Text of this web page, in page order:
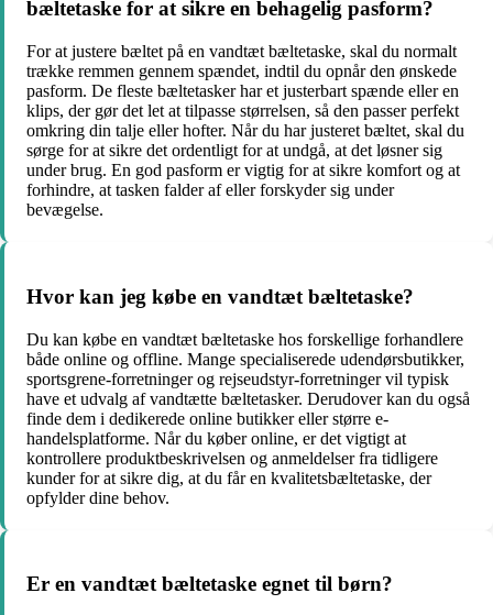
bæltetaske for at sikre en behagelig pasform?
For at justere bæltet på en vandtæt bæltetaske, skal du normalt
trække remmen gennem spændet, indtil du opnår den ønskede
pasform. De fleste bæltetasker har et justerbart spænde eller en
klips, der gør det let at tilpasse størrelsen, så den passer perfekt
omkring din talje eller hofter. Når du har justeret bæltet, skal du
sørge for at sikre det ordentligt for at undgå, at det løsner sig
under brug. En god pasform er vigtig for at sikre komfort og at
forhindre, at tasken falder af eller forskyder sig under
bevægelse.
Hvor kan jeg købe en vandtæt bæltetaske?
Du kan købe en vandtæt bæltetaske hos forskellige forhandlere
både online og offline. Mange specialiserede udendørsbutikker,
sportsgrene-forretninger og rejseudstyr-forretninger vil typisk
have et udvalg af vandtætte bæltetasker. Derudover kan du også
finde dem i dedikerede online butikker eller større e-
handelsplatforme. Når du køber online, er det vigtigt at
kontrollere produktbeskrivelsen og anmeldelser fra tidligere
kunder for at sikre dig, at du får en kvalitetsbæltetaske, der
opfylder dine behov.
Er en vandtæt bæltetaske egnet til børn?